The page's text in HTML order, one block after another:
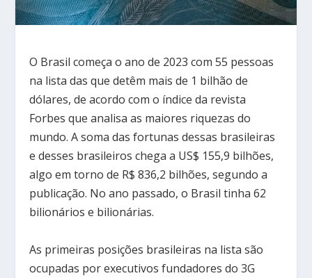
O Brasil começa o ano de 2023 com 55 pessoas
na lista das que detêm mais de 1 bilhão de
dólares, de acordo com o índice da revista
Forbes que analisa as maiores riquezas do
mundo. A soma das fortunas dessas brasileiras
e desses brasileiros chega a US$ 155,9 bilhões,
algo em torno de R$ 836,2 bilhões, segundo a
publicação. No ano passado, o Brasil tinha 62
bilionários e bilionárias.
As primeiras posições brasileiras na lista são
ocupadas por executivos fundadores do 3G